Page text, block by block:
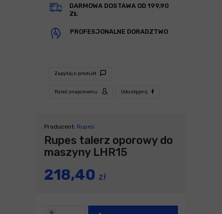
DARMOWA DOSTAWA OD 199,90
ZŁ
PROFESJONALNE DORADZTWO
Zapytaj o produkt
Poleć znajomemu Udostępnij
Producent: Rupes
Rupes talerz oporowy do
maszyny LHR15
218,40 zł